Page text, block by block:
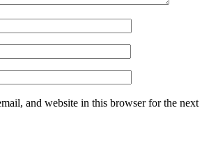
and website in this browser for the next